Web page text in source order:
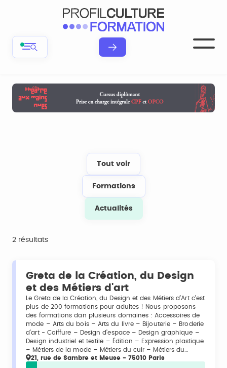
Tout voir
Formations
Actualités
2 résultats
Greta de la Création, du Design
et des Métiers d'art
Le Greta de la Création, du Design et des Métiers d’Art c’est
plus de 200 formations pour adultes ! Nous proposons
des formations dan plusieurs domaines : Accessoires de
mode – Arts du bois – Arts du livre – Bijouterie – Broderie
d’art - Coiffure – Design d’espace – Design graphique –
Design industriel et textile – Édition – Expression plastique
– Métiers de la mode – Métiers du cuir – Métiers du…
21, rue de Sambre et Meuse - 75010 Paris